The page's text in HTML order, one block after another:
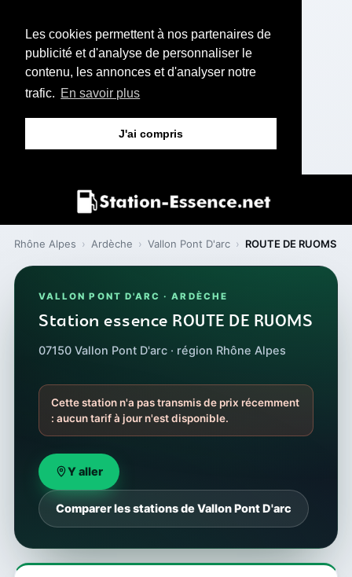
Les cookies permettent à nos partenaires de
publicité et d'analyse de personnaliser le
contenu, les annonces et d'analyser notre
trafic. En savoir plus
J'ai compris
Rhône Alpes › Ardèche › Vallon Pont D'arc › ROUTE DE RUOMS
VALLON PONT D'ARC · ARDÈCHE
Station essence ROUTE DE RUOMS
07150 Vallon Pont D'arc · région Rhône Alpes
Cette station n'a pas transmis de prix récemment
: aucun tarif à jour n'est disponible.
Y aller
Comparer les stations de Vallon Pont D'arc